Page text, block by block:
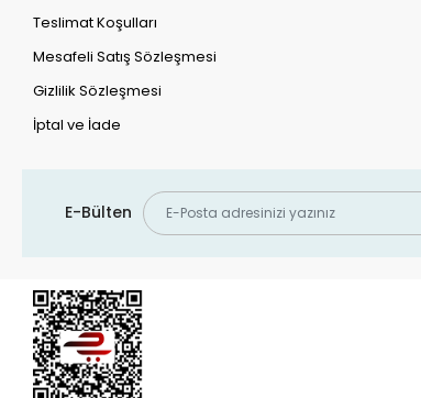
Teslimat Koşulları
Mesafeli Satış Sözleşmesi
Gizlilik Sözleşmesi
İptal ve İade
E-Bülten